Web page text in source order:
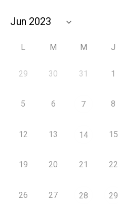
L M M J
29 30 31 1
5 6 7 8
12 13 14 15
19 20 21 22
26 27 28 29